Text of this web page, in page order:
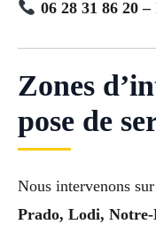
06 28 31 86 20
Zones
pose de
Nous intervenons
Prado, Lodi,